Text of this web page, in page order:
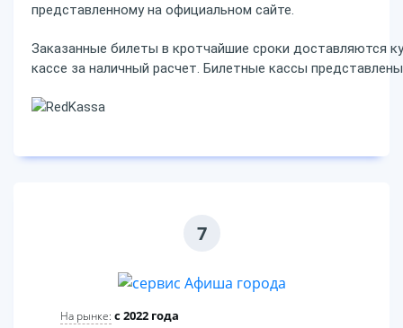
представленному на официальном сайте.
Заказанные билеты в кротчайшие сроки доставляются
кассе за наличный расчет. Билетные кассы
7
На рынке: c 2022 года